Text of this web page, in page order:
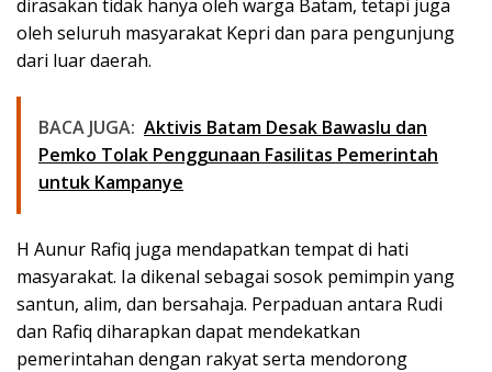
dirasakan tidak hanya oleh warga Batam, tetapi juga
oleh seluruh masyarakat Kepri dan para pengunjung
dari luar daerah.
BACA JUGA: Aktivis Batam Desak Bawaslu dan
Pemko Tolak Penggunaan Fasilitas Pemerintah
untuk Kampanye
H Aunur Rafiq juga mendapatkan tempat di hati
masyarakat. Ia dikenal sebagai sosok pemimpin yang
santun, alim, dan bersahaja. Perpaduan antara Rudi
dan Rafiq diharapkan dapat mendekatkan
pemerintahan dengan rakyat serta mendorong